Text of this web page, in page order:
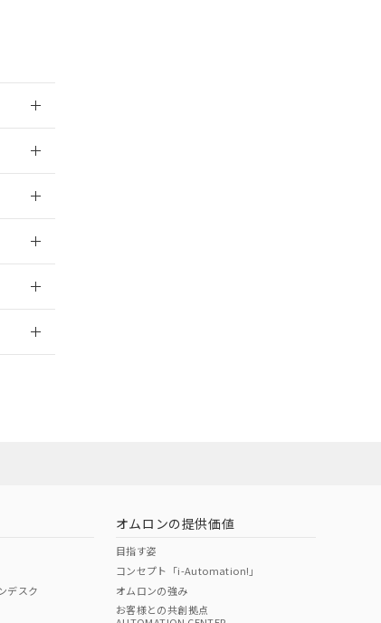
デスク
オムロンの提供価値
目指す姿
コンセプト「i-Automation!」
オムロンの強み
お客様との共創拠点